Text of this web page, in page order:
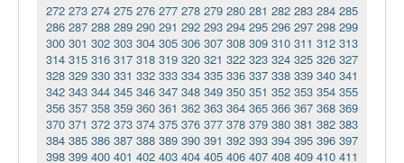
272 273 274 275 276 277 278 279 280 281 282 283 284 285
286 287 288 289 290 291 292 293 294 295 296 297 298 299
300 301 302 303 304 305 306 307 308 309 310 311 312 313
314 315 316 317 318 319 320 321 322 323 324 325 326 327
328 329 330 331 332 333 334 335 336 337 338 339 340 341
342 343 344 345 346 347 348 349 350 351 352 353 354 355
356 357 358 359 360 361 362 363 364 365 366 367 368 369
370 371 372 373 374 375 376 377 378 379 380 381 382 383
384 385 386 387 388 389 390 391 392 393 394 395 396 397
398 399 400 401 402 403 404 405 406 407 408 409 410 411